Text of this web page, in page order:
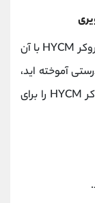
HYCM با آن
آموخته اید،
HYCM را برای